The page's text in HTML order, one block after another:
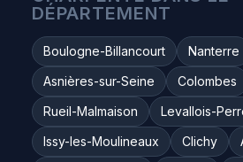
DÉPARTEMENT
Boulogne-Billancourt
Nanterre
Asnières-sur-Seine
Colombes
Rueil-Malmaison
Levallois-
Issy-les-Moulineaux
Clichy